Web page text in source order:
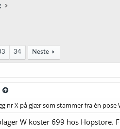
34 Neste
nr X på gjær som stammer fra én
W koster 699 hos